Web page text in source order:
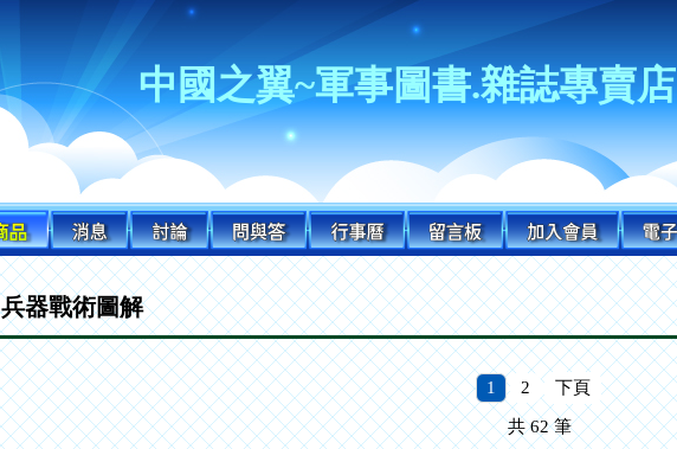
中國之翼~軍事圖書.雜誌專賣店
兵器戰術圖解
1 2 下頁
共62筆